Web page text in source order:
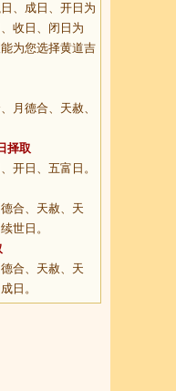
、成日、开日为
收日、闭日为
为您选择黄道吉
月德合、天赦、
择取
开日、五富日。
合、天赦、天
世日。
合、天赦、天
日。